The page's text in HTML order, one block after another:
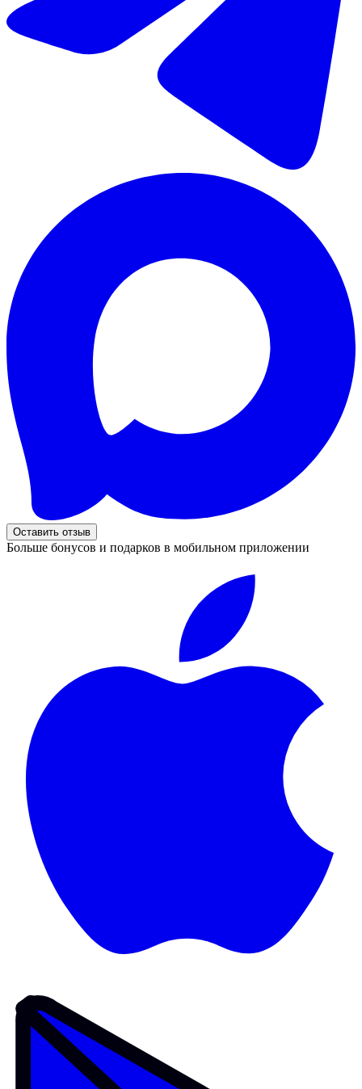
Оставить отзыв
Больше бонусов и подарков в мобильном приложении